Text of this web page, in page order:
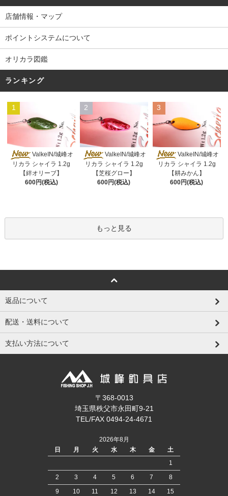
店舗情報・マップ
ポイントシステムについて
オリカラ図鑑
ランキング
1
ValkeIN/城峰オ
リカラ シャイラ 1.2g
【絆オリーブ】
600円(税込)
2
ValkeIN/城峰オ
リカラ シャイラ 1.2g
【芝桜グロー】
600円(税込)
3
ValkeIN/城峰オ
リカラ シャイラ 1.2g
【耕みかん】
600円(税込)
もっと見る
返品について
配送・送料について
支払い方法について
〒368-0013
埼玉県秩父市永田町9-21
TEL/FAX 0494-24-4671
2026年8月
日
月 火 水 木 金
土
1
2
3 4 5 6 7
8
9
10 11 12 13 14
15